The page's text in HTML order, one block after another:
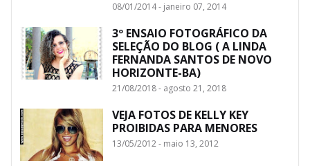
08/01/2014 - janeiro 07, 2014
3º ENSAIO FOTOGRÁFICO DA
SELEÇÃO DO BLOG ( A LINDA
FERNANDA SANTOS DE NOVO
HORIZONTE-BA)
21/08/2018 - agosto 21, 2018
VEJA FOTOS DE KELLY KEY
PROIBIDAS PARA MENORES
13/05/2012 - maio 13, 2012